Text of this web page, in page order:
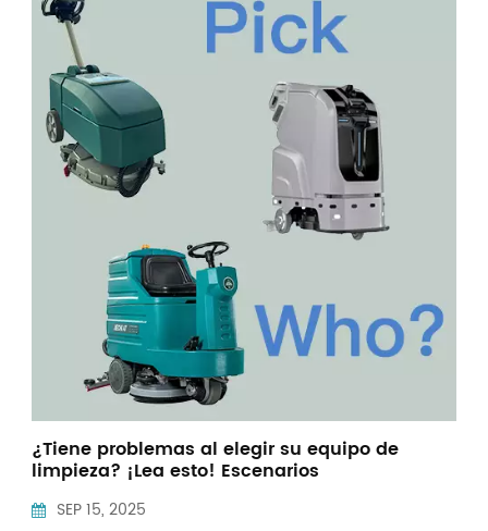
Indonesia
中文
¿Tiene problemas al elegir su equipo de
limpieza? ¡Lea esto! Escenarios
lluvia: Soluciones de precisión
SEP 15, 2025